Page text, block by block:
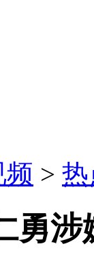
频 >
勇